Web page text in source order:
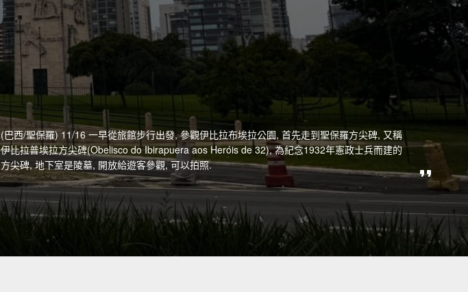
(巴西/聖保羅) 11/16 一早從旅館步行出發, 參觀伊比拉布埃拉公園, 首先走到聖保羅方尖碑, 又稱
伊比拉普埃拉方尖碑(Obelisco do Ibirapuera aos Heróis de 32), 為紀念1932年憲政士兵而建的
方尖碑, 地下室是陵墓, 開放給遊客參觀, 可以拍照.